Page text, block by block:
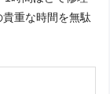
重な時間を無駄